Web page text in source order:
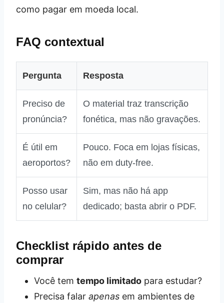
como pagar em moeda local.
FAQ contextual
Pergunta Resposta
Preciso de
pronúncia?
O material traz transcrição
fonética, mas não gravações.
É útil em
aeroportos?
Pouco. Foca em lojas físicas,
não em duty‑free.
Posso usar
no celular?
Sim, mas não há app
dedicado; basta abrir o PDF.
Checklist rápido antes de
comprar
Você tem tempo limitado para estudar?
Precisa falar apenas em ambientes de